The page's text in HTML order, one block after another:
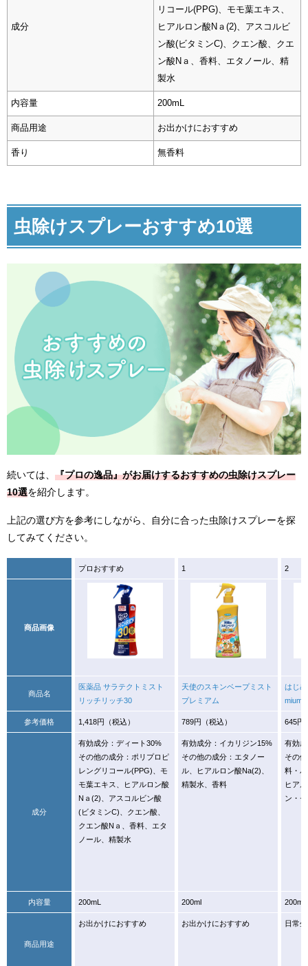
成分
リコール(PPG)、モモ葉エキス、
ヒアルロン酸Nａ(2)、アスコルビ
ン酸(ビタミンC)、クエン酸、クエ
ン酸Nａ、香料、エタノール、精
製水
内容量 200mL
商品用途 お出かけにおすすめ
香り 無香料
虫除けスプレーおすすめ10選
続いては、 『プロの逸品』がお届けするおすすめの虫除けスプレー
10選を紹介します。
上記の選び方を参考にしながら、自分に合った虫除けスプレーを探
してみてください。
プロおすすめ 1 2
商品画像
商品名
医薬品 サラテクトミスト
リッチリッチ30
天使のスキンベープミスト
プレミアム
はじ
mium0
参考価格 1,418円（税込） 789円（税込） 645円
成分
有効成分：ディート30%
その他の成分：ポリプロピ
レングリコール(PPG)、モ
モ葉エキス、ヒアルロン酸
Nａ(2)、アスコルビン酸
(ビタミンC)、クエン酸、
クエン酸Nａ、香料、エタ
ノール、精製水
有効成分：イカリジン15%
その他の成分：エタノー
ル、ヒアルロン酸Na(2)、
精製水、香料
有効
その
料・
ヒア
ン・
内容量 200mL 200ml 200ml
商品用途
お出かけにおすすめ お出かけにおすすめ 日常